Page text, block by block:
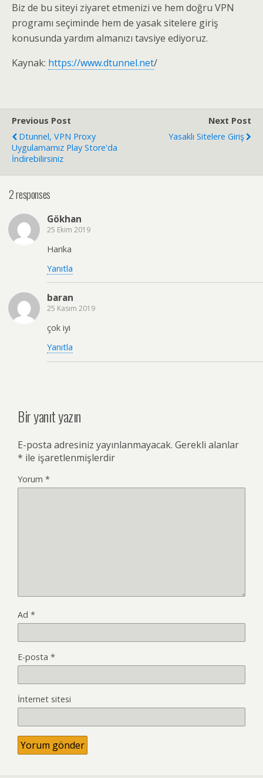
Biz de bu siteyi ziyaret etmenizi ve hem doğru VPN
programı seçiminde hem de yasak sitelere giriş
konusunda yardım almanızı tavsiye ediyoruz.
Kaynak: https://www.dtunnel.net/
Previous Post
Dtunnel, VPN Proxy
Uygulamamız Play Store'da
İndirebilirsiniz
Next Post
Yasaklı Sitelere Giriş
2 responses
Gökhan
25 Ekim 2019
Harika
Yanıtla
baran
25 Kasım 2019
çok iyi
Yanıtla
Bir yanıt yazın
E-posta adresiniz yayınlanmayacak. Gerekli alanlar
* ile işaretlenmişlerdir
Yorum *
Ad *
E-posta *
İnternet sitesi